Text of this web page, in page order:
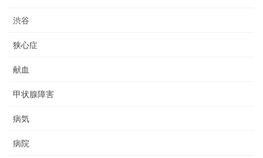
渋谷
狭心症
献血
甲状腺障害
病気
病院